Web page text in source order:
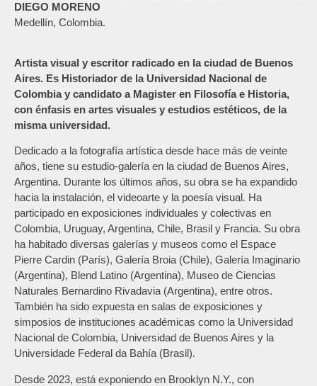
DIEGO MORENO
Medellín, Colombia.
Artista visual y escritor radicado en la ciudad de Buenos
Aires. Es Historiador de la Universidad Nacional de
Colombia y candidato a Magister en Filosofía e Historia,
con énfasis en artes visuales y estudios estéticos, de la
misma universidad.
Dedicado a la fotografía artística desde hace más de veinte
años, tiene su estudio-galería en la ciudad de Buenos Aires,
Argentina. Durante los últimos años, su obra se ha expandido
hacia la instalación, el videoarte y la poesía visual. Ha
participado en exposiciones individuales y colectivas en
Colombia, Uruguay, Argentina, Chile, Brasil y Francia. Su obra
ha habitado diversas galerías y museos como el Espace
Pierre Cardin (París), Galería Broia (Chile), Galería Imaginario
(Argentina), Blend Latino (Argentina), Museo de Ciencias
Naturales Bernardino Rivadavia (Argentina), entre otros.
También ha sido expuesta en salas de exposiciones y
simposios de instituciones académicas como la Universidad
Nacional de Colombia, Universidad de Buenos Aires y la
Universidade Federal da Bahía (Brasil).
Desde 2023, está exponiendo en Brooklyn N.Y., con